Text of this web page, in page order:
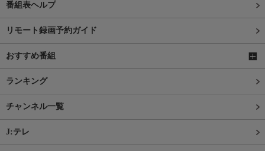
番組表ヘルプ
リモート録画予約ガイド
おすすめ番組
ランキング
チャンネル一覧
J:テレ